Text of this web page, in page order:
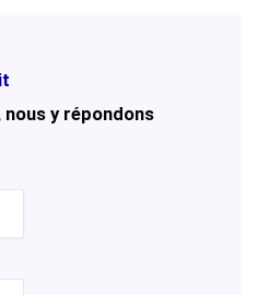
y répondons